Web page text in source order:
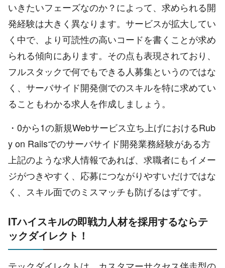
いきたいフェーズなのか？によって、求められる開
発経験は大きく異なります。サービスが拡大してい
く中で、より可読性の高いコードを書くことが求め
られる傾向にあります。その点も表現されており、
フルスタックで何でもできる人募集というのではな
く、サーバサイド開発側でのスキルを特に求めてい
ることもわかる求人を作成しましょう。
・0から1の新規Webサービス立ち上げにおけるRub
y on Railsでのサーバサイド開発業務経験がある方
上記のような求人情報であれば、求職者にもイメー
ジがつきやすく、応募につながりやすいだけではな
く、スキル面でのミスマッチも防げるはずです。
ITハイスキルの即戦力人材を採用するならテ
ックダイレクト！